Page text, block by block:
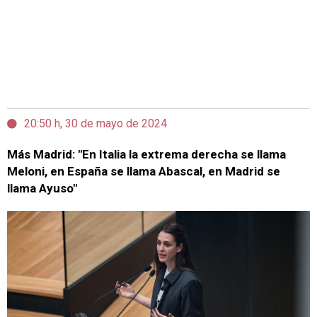
20:50 h, 30 de mayo de 2024
Más Madrid: "En Italia la extrema derecha se llama
Meloni, en España se llama Abascal, en Madrid se
llama Ayuso"